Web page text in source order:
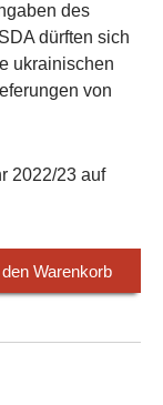
des
dürften sich
ukrainischen
von
2022/23 auf
den Warenkorb